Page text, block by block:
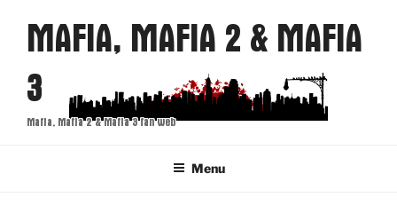
obsahu
webu
MAFIA, MAFIA 2 & MAFIA
3
Mafia, Mafia 2 & Mafia 3 fan web
Menu